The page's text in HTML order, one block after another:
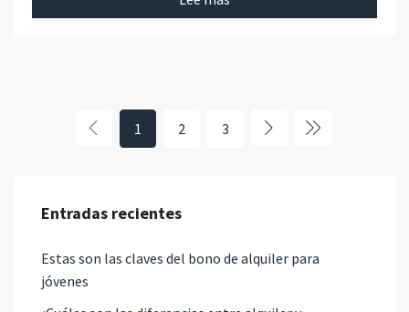
1 2 3
Entradas recientes
Estas son las claves del bono de alquiler para
jóvenes